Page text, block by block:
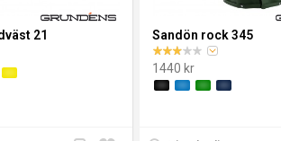
21
Lägg
Lägg
Sandön rock 345
1440 kr